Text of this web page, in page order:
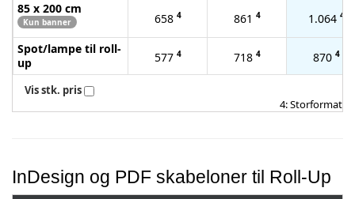
85 x 200 cm
Kun banner 658 4 861 4 1.064 4
Spot/lampe til roll-
up
577 4 718 4 870 4
Vis stk. pris
4: Storformat
InDesign og PDF skabeloner til Roll-Up